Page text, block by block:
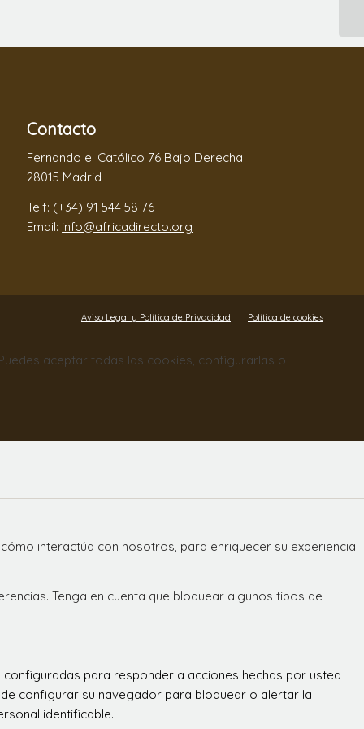
Contacto
Fernando el Católico 76 Bajo Derecha
28015 Madrid
Telf: (+34) 91 544 58 76
Email: info@africadirecto.org
Aviso Legal y Política de Privacidad Política de cookies
aceptar todas las cookies, configurarlas o
interactúa con nosotros, para enriquecer su experiencia
Tenga en cuenta que bloquear algunos tipos de
para responder a acciones hechas por usted
configurar su navegador para bloquear o alertar la
identificable.